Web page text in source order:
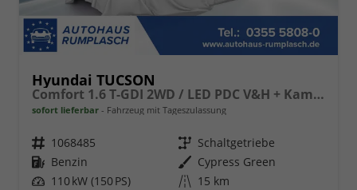
Hyundai TUCSON
Comfort 1.6 T-GDI 2WD / LED PDC V&H + Kamera Sitz Lenkradheizung Alu 18"
sofort lieferbar Fahrzeug mit Tageszulassung
Fahrzeugnr. 1068485 Getriebe Schaltgetriebe
Kraftstoff Benzin Außenfarbe Cypress Green
Leistung 110 kW (150 PS) Kilometerstand 15 km